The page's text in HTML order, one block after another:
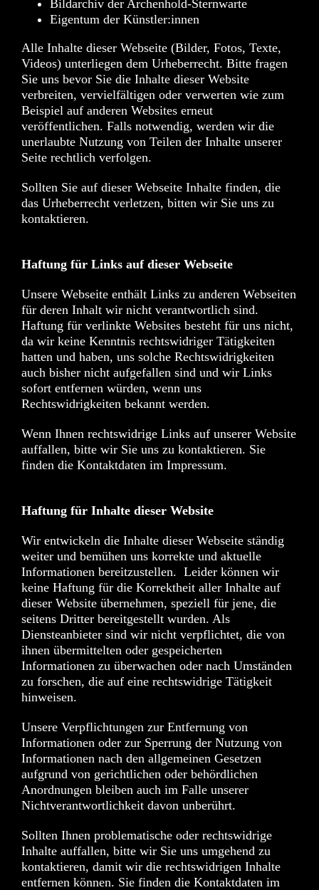
Bildarchiv der Archenhold-Sternwarte
Eigentum der Künstler:innen
Alle Inhalte dieser Webseite (Bilder, Fotos, Texte,
Videos) unterliegen dem Urheberrecht. Bitte fragen
Sie uns bevor Sie die Inhalte dieser Website
verbreiten, vervielfältigen oder verwerten wie zum
Beispiel auf anderen Websites erneut
veröffentlichen. Falls notwendig, werden wir die
unerlaubte Nutzung von Teilen der Inhalte unserer
Seite rechtlich verfolgen.
Sollten Sie auf dieser Webseite Inhalte finden, die
das Urheberrecht verletzen, bitten wir Sie uns zu
kontaktieren.
Haftung für Links auf dieser Webseite
Unsere Webseite enthält Links zu anderen Webseiten
für deren Inhalt wir nicht verantwortlich sind.
Haftung für verlinkte Websites besteht für uns nicht,
da wir keine Kenntnis rechtswidriger Tätigkeiten
hatten und haben, uns solche Rechtswidrigkeiten
auch bisher nicht aufgefallen sind und wir Links
sofort entfernen würden, wenn uns
Rechtswidrigkeiten bekannt werden.
Wenn Ihnen rechtswidrige Links auf unserer Website
auffallen, bitte wir Sie uns zu kontaktieren. Sie
finden die Kontaktdaten im Impressum.
Haftung für Inhalte dieser Website
Wir entwickeln die Inhalte dieser Webseite ständig
weiter und bemühen uns korrekte und aktuelle
Informationen bereitzustellen. Leider können wir
keine Haftung für die Korrektheit aller Inhalte auf
dieser Website übernehmen, speziell für jene, die
seitens Dritter bereitgestellt wurden. Als
Diensteanbieter sind wir nicht verpflichtet, die von
ihnen übermittelten oder gespeicherten
Informationen zu überwachen oder nach Umständen
zu forschen, die auf eine rechtswidrige Tätigkeit
hinweisen.
Unsere Verpflichtungen zur Entfernung von
Informationen oder zur Sperrung der Nutzung von
Informationen nach den allgemeinen Gesetzen
aufgrund von gerichtlichen oder behördlichen
Anordnungen bleiben auch im Falle unserer
Nichtverantwortlichkeit davon unberührt.
Sollten Ihnen problematische oder rechtswidrige
Inhalte auffallen, bitte wir Sie uns umgehend zu
kontaktieren, damit wir die rechtswidrigen Inhalte
entfernen können. Sie finden die Kontaktdaten im